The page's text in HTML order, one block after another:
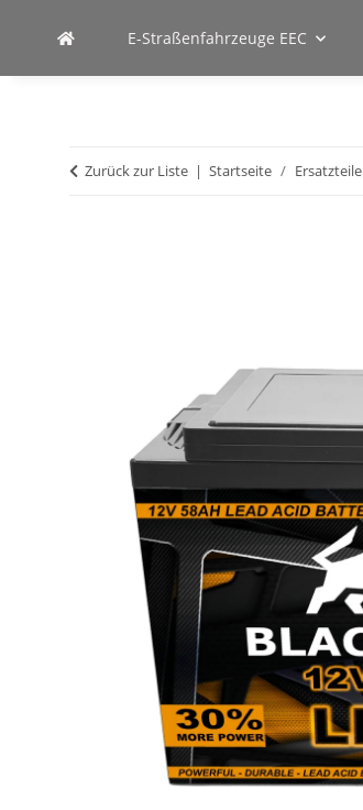
E-Straßenfahrzeuge EEC
Zurück zur Liste Startseite Ersatzteile